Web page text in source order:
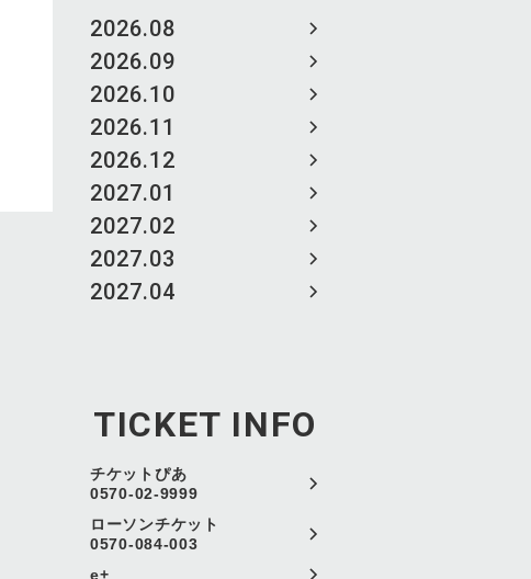
2026.08
2026.09
2026.10
2026.11
2026.12
2027.01
2027.02
2027.03
2027.04
TICKET INFO
チケットぴあ
0570-02-9999
ローソンチケット
0570-084-003
e+